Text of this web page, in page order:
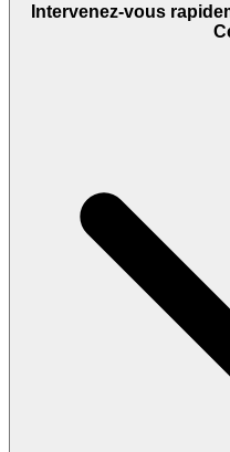
Intervenez-vous